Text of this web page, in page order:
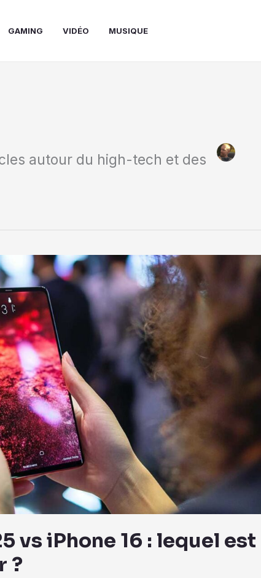
GAMING VIDÉO MUSIQUE
autour du high-tech et des
vs iPhone 16 : lequel est
?